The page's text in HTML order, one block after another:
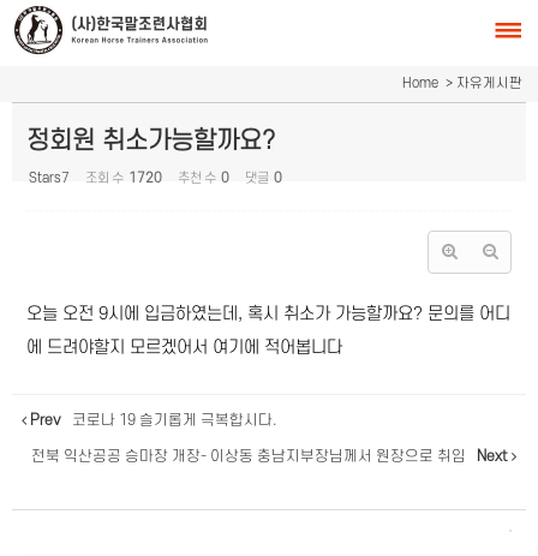
Home > 자유게시판
정회원 취소가능할까요?
Stars7 조회 수 1720 추천 수 0 댓글 0
오늘 오전 9시에 입금하였는데, 혹시 취소가 가능할까요? 문의를 어디
에 드려야할지 모르겠어서 여기에 적어봅니다
Prev 코로나 19 슬기롭게 극복합시다.
전북 익산공공 승마장 개장- 이상동 충남지부장님께서 원장으로 취임 Next